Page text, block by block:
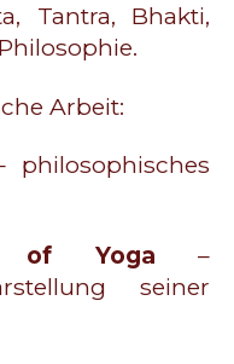
Tantra, Bhakti,
Arbeit:
philosophisches
of Yoga –
seiner